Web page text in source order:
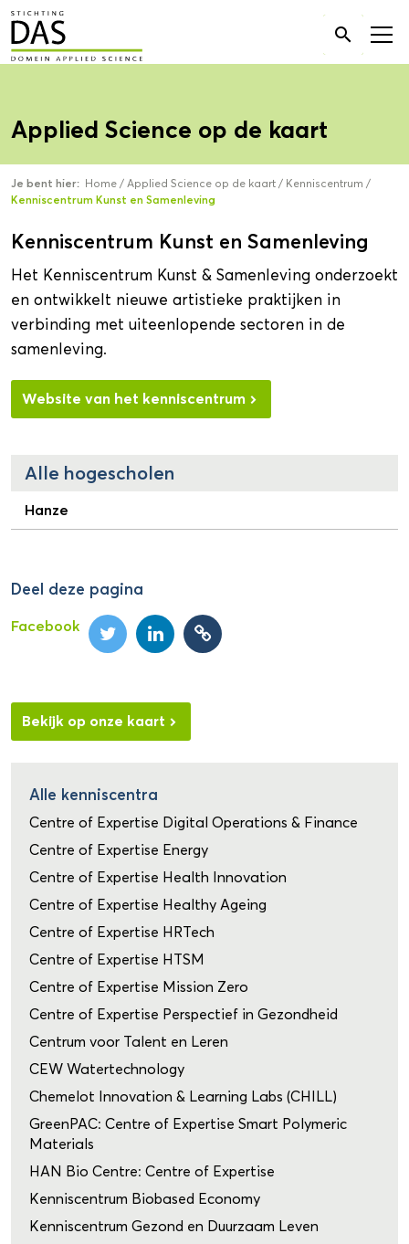
Zoek
naar:

Applied Science op de kaart
Je bent hier: Home / Applied Science op de kaart / Kenniscentrum /
Kenniscentrum Kunst en Samenleving
Kenniscentrum Kunst en Samenleving
Het Kenniscentrum Kunst & Samenleving onderzoekt
en ontwikkelt nieuwe artistieke praktijken in
verbinding met uiteenlopende sectoren in de
samenleving.
Website van het kenniscentrum
Alle hogescholen
Hanze
Deel deze pagina
Facebook
Bekijk op onze kaart
Alle kenniscentra
Centre of Expertise Digital Operations & Finance
Centre of Expertise Energy
Centre of Expertise Health Innovation
Centre of Expertise Healthy Ageing
Centre of Expertise HRTech
Centre of Expertise HTSM
Centre of Expertise Mission Zero
Centre of Expertise Perspectief in Gezondheid
Centrum voor Talent en Leren
CEW Watertechnology
Chemelot Innovation & Learning Labs (CHILL)
GreenPAC: Centre of Expertise Smart Polymeric
Materials
HAN Bio Centre: Centre of Expertise
Kenniscentrum Biobased Economy
Kenniscentrum Gezond en Duurzaam Leven